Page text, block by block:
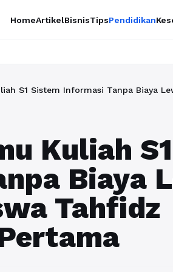
HomeArtikelBisnisTipsPendidikan
Ingin
Kuliah
Biaya
Tahfidz